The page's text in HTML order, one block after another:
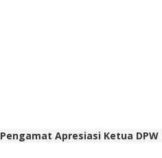
Pengamat Apresiasi Ketua